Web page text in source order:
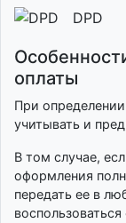
DPD
оплаты
При
учитывать и
В том случае,
оформления
передать ее в